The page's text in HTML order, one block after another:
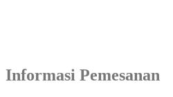
Informasi Pemesanan